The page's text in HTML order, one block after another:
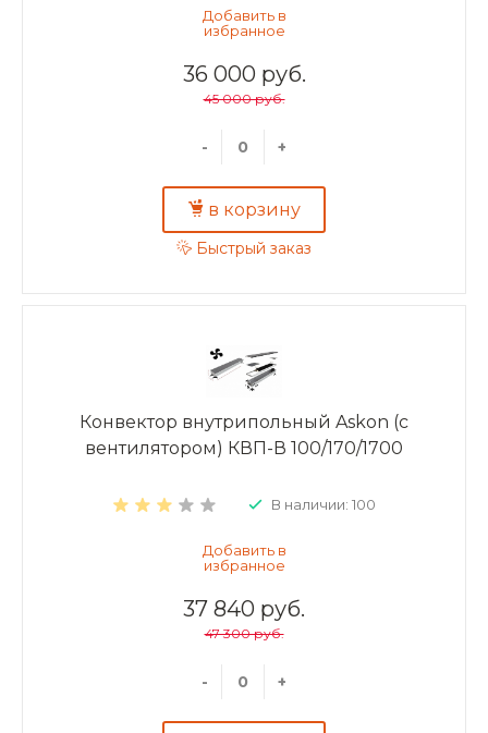
36 000 руб.
45 000 руб.
- +
в корзину
Быстрый заказ
Конвектор внутрипольный Askon (с
вентилятором) КВП-В 100/170/1700
В наличии: 100
37 840 руб.
47 300 руб.
- +